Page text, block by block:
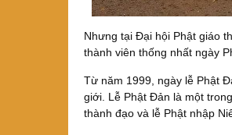
Nhưng tại Đại hội Phật giáo
thành viên thống nhất ngày
Từ năm 1999, ngày lễ Phật
giới. Lễ Phật Đản là một
thành đạo và lễ Phật nhập